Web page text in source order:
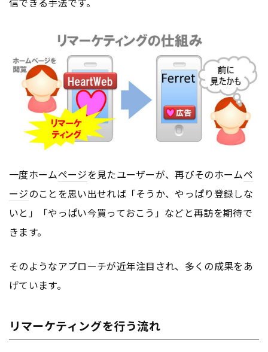
一度ホームページを見たユーザーが、再びそのホームペ
ージのことを思い出せれば「そうか、やっぱり登録しな
いと」「やっぱい今買っておこう」などと再訪を期待で
きます。
そのようなアプローチが近年注目され、多くの成果をあ
げています。
リマーケティングを行う流れ